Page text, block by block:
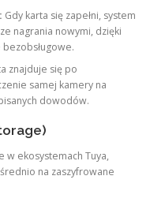
Gdy karta się zapełni, system
nagrania nowymi, dzięki
znajduje się po
samej kamery na
dowodów.
w ekosystemach Tuya,
na zaszyfrowane